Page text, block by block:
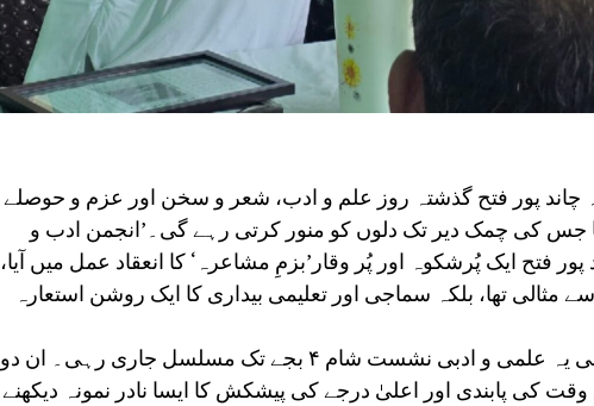
چاند پور فتح گذشتہ روز علم و ادب، شعر و سخن اور عزم و حوصلے
جس کی چمک دیر تک دلوں کو منور کرتی رہے گی۔’انجمن ادب و
فتح ایک پُرشکوہ اور پُر وقار’بزمِ مشاعرہ‘ کا انعقاد عمل میں آیا،
مثالی تھا، بلکہ سماجی اور تعلیمی بیداری کا ایک روشن استعارہ
دن کے ٹھیک ۲ بجے شروع ہونے والی یہ علمی و ادبی نشست شام ۴ بجے تک مسلسل جاری رہی۔ ان دو
کی پابندی اور اعلیٰ درجے کی پیشکش کا ایسا نادر نمونہ دیکھنے